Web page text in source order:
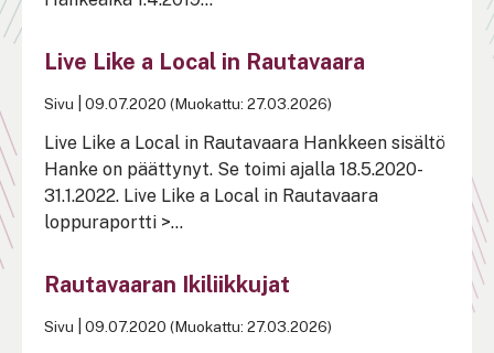
Live Like a Local in Rautavaara
Sivu 09.07.2020 (Muokattu: 27.03.2026)
Live Like a Local in Rautavaara Hankkeen sisältö
Hanke on päättynyt. Se toimi ajalla 18.5.2020-
31.1.2022. Live Like a Local in Rautavaara
loppuraportti >...
Rautavaaran Ikiliikkujat
Sivu 09.07.2020 (Muokattu: 27.03.2026)